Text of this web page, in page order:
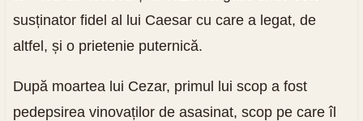
susținator fidel al lui Caesar cu care a legat, de
altfel, și o prietenie puternică.
După moartea lui Cezar, primul lui scop a fost
pedepsirea vinovaților de asasinat, scop pe care îl